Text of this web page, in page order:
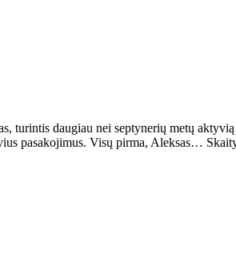
turintis daugiau nei septynerių metų
pasakojimus. Visų pirma, Aleksas…